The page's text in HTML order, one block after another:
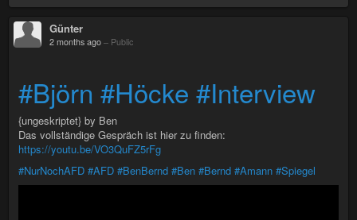
Günter
2 months ago – Public
#Björn #Höcke #Interview
{ungeskriptet} by Ben
Das vollständige Gespräch ist hier zu finden:
https://youtu.be/VO3QuFZ5rFg
#NurNochAFD #AFD #BenBernd #Ben #Bernd #Amann #Spiegel